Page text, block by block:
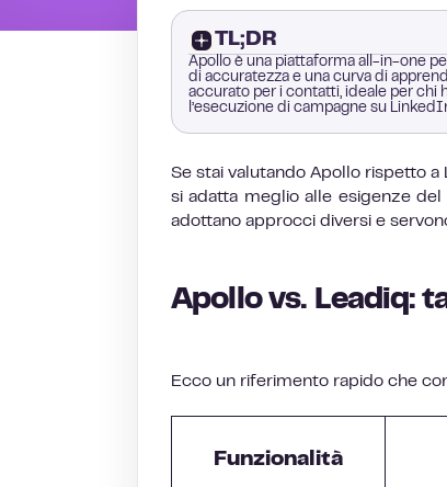
TL;DR
Apollo è una piattaforma all-in-one
di accuratezza e una curva di
accurato per i contatti, ideale per chi
l’esecuzione di campagne su
Se stai valutando Apollo rispetto
si adatta meglio alle esigenze
adottano approcci diversi e
Apollo vs. Leadiq:
Ecco un riferimento rapido che
Funzionalità